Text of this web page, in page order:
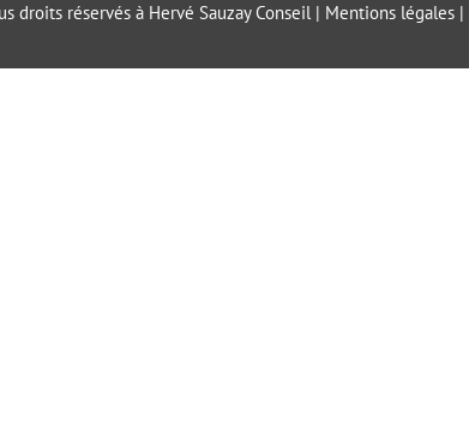
droits réservés à Hervé Sauzay Conseil | Mentions légales |